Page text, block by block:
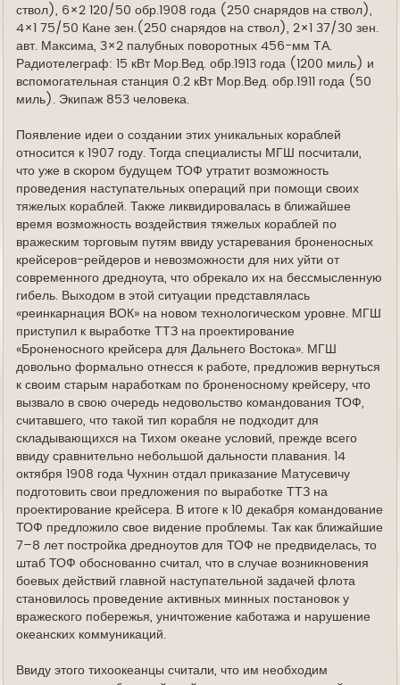
ствол), 6×2 120/50 обр.1908 года (250 снарядов на ствол),
4×1 75/50 Кане зен.(250 снарядов на ствол), 2×1 37/30 зен.
авт. Максима, 3×2 палубных поворотных 456-мм ТА.
Радиотелеграф: 15 кВт Мор.Вед. обр.1913 года (1200 миль) и
вспомогательная станция 0.2 кВт Мор.Вед. обр.1911 года (50
миль). Экипаж 853 человека.
Появление идеи о создании этих уникальных кораблей
относится к 1907 году. Тогда специа­листы МГШ посчитали,
что уже в скором будущем ТОФ утратит возможность
проведения наступательных операций при помощи своих
тяжелых кораблей. Также ликвидировалась в ближайшее
время возможность воздействия тяжелых кораблей по
вражеским торговым путям ввиду устаревания броненосных
крейсеров-рейдеров и невозможности для них уйти от
современного дредноута, что обрекало их на бессмысленную
гибель. Выходом в этой ситуации представлялась
«реинкарнация ВОК» на новом технологическом уровне. МГШ
приступил к выработке ТТЗ на проектирование
«Броненосного крейсера для Дальнего Востока». МГШ
довольно формально отнесся к работе, предложив вернуться
к своим старым наработкам по броненосному крейсеру, что
вызвало в свою очередь недовольство командования ТОФ,
считавшего, что такой тип корабля не подходит для
складывающихся на Тихом океане условий, прежде всего
ввиду сравнительно небольшой дальности плавания. 14
октября 1908 года Чухнин отдал приказание Матусевичу
подготовить свои предложения по выработке ТТЗ на
проектиро­вание крейсера. В итоге к 10 декабря командование
ТОФ предложило свое видение проблемы. Так как ближайшие
7–8 лет постройка дредноутов для ТОФ не предвиделась, то
штаб ТОФ обоснованно считал, что в случае возникновения
боевых действий главной наступательной задачей флота
становилось проведение активных минных постановок у
вражеского побережья, уничтожение каботажа и нарушение
океанских коммуникаций.
Ввиду этого тихоокеанцы считали, что им необходим